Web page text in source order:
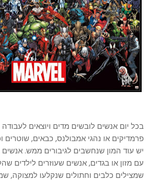
בכל יום אנשים לובשים מדים ויוצאים
פרמדיקים או נהגי אמבולנס, כבאים,
יש עוד המון שנחשבים לגיבורים ממש.
עם מזון או בגדים, אנשים שעוזרים לילדים
שמצילים כלבים וחתולים שנקלעו למצוקה,